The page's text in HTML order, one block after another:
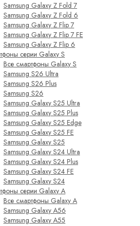
Samsung Galaxy Z Fold 7
Samsung Galaxy Z Fold 6
Samsung Galaxy Z Flip 7
Samsung Galaxy Z Flip 7 FE
Samsung Galaxy Z Flip 6
серии Galaxy S
Все смартфоны Galaxy S
Samsung S26 Ultra
Samsung S26 Plus
Samsung S26
Samsung Galaxy S25 Ultra
Samsung Galaxy S25 Plus
Samsung Galaxy S25 Edge
Samsung Galaxy S25 FE
Samsung Galaxy S25
Samsung Galaxy S24 Ultra
Samsung Galaxy S24 Plus
Samsung Galaxy S24 FE
Samsung Galaxy S24
серии Galaxy A
Все смартфоны Galaxy A
Samsung Galaxy A56
Samsung Galaxy A55